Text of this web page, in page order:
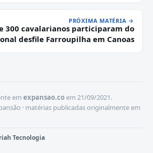
PRÓXIMA MATÉRIA →
300 cavalarianos participaram do
desfile Farroupilha em Canoas
em expansao.coem 21/09/2021.
· matérias publicadas originalmente em
Tecnologia